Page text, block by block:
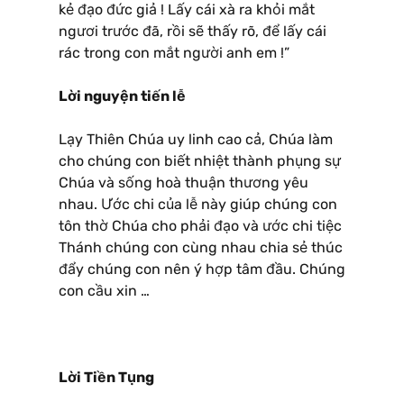
kẻ đạo đức giả ! Lấy cái xà ra khỏi mắt
ngươi trước đã, rồi sẽ thấy rõ, để lấy cái
rác trong con mắt người anh em !”
Lời nguyện tiến lễ
Lạy Thiên Chúa uy linh cao cả, Chúa làm
cho chúng con biết nhiệt thành phụng sự
Chúa và sống hoà thuận thương yêu
nhau. Ước chi của lễ này giúp chúng con
tôn thờ Chúa cho phải đạo và ước chi tiệc
Thánh chúng con cùng nhau chia sẻ thúc
đẩy chúng con nên ý hợp tâm đầu. Chúng
con cầu xin …
Lời Tiền Tụng